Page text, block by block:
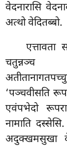
वेदनारासि
अत्थो वेदितब्बो.
एत्तावता
चतुन्नञ्च
‘पञ्चवीसति
एवंपभेदो
नामाति
अदुक्खमसुखा